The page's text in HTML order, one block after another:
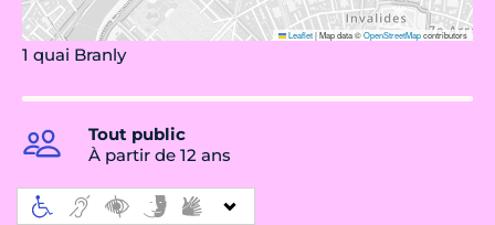
Leaflet|Map data ©OpenStreetMapcontributors
1 quai Branly
Tout public
À partir de 12 ans